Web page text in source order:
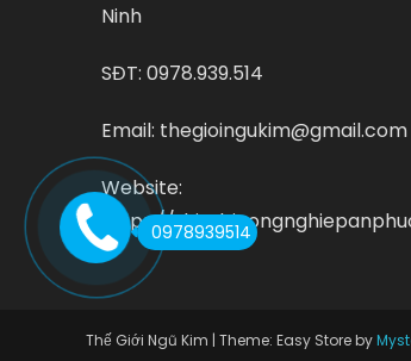
Ninh
SĐT: 0978.939.514
Email: thegioingukim@gmail.com
Website:
https://
Thế Giới Ngũ Kim | Theme: Easy Store by
0978939514